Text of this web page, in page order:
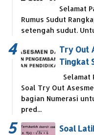
Selamat
Rumus Sudut
setengah sudut.
Try Out
Tingkat
Selamat
Soal Try Out
bagian Numerasi
pred...
Soal